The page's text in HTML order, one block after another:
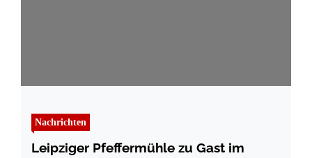
Nachrichten
Leipziger Pfeffermühle zu Gast im